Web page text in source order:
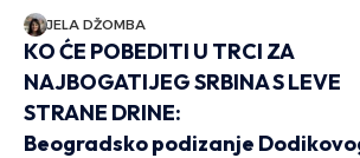
JELA DŽOMBA
KO ĆE POBEDITI U TRCI ZA
NAJBOGATIJEG SRBINA S LEVE
STRANE DRINE:
Beogradsko podizanje